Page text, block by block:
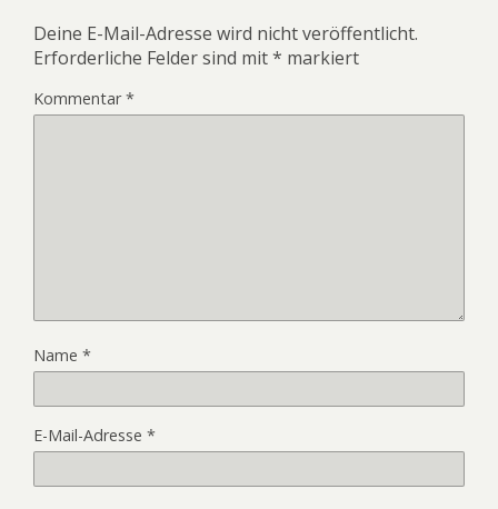
Deine E-Mail-Adresse wird nicht veröffentlicht.
Erforderliche Felder sind mit* markiert
Kommentar*
Name *
E-Mail-Adresse *